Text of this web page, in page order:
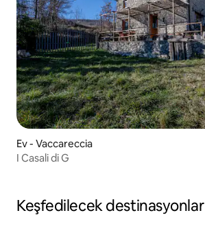
Ev - Vaccareccia
I Casali di G
Keşfedilecek destinasyonlar